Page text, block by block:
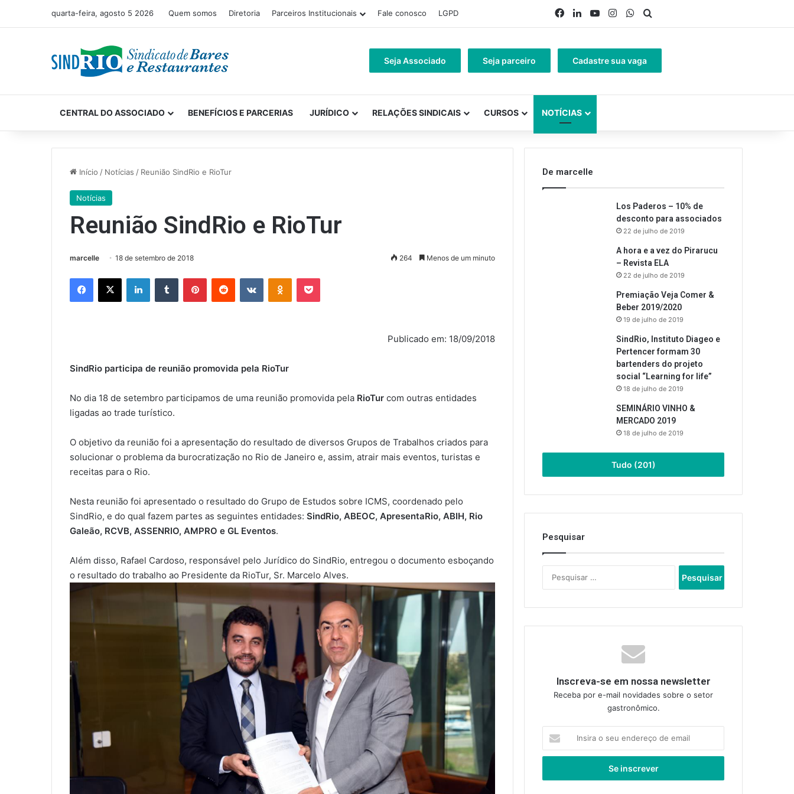
quarta-feira, agosto 5 2026 Quem somos Diretoria Parceiros Institucionais Fale conosco LGPD Facebook
LinkedinYouTubeInstagram
WhatsApp
Seja Associado Seja parceiro Cadastre sua vaga
CENTRAL DO ASSOCIADO BENEFÍCIOS E PARCERIAS JURÍDICO RELAÇÕES SINDICAIS CURSOS NOTÍCIAS
Início / Notícias / Reunião SindRio e RioTur
Notícias
Reunião SindRio e RioTur
marcelle 18 de setembro de 2018 264 Menos de um minuto
Facebook
X LinkedinTumblr PinterestReddit VK OK Pocket
Publicado em: 18/09/2018
SindRio participa de reunião promovida pela RioTur
No dia 18 de setembro participamos de uma reunião promovida pela RioTur com outras entidades
ligadas ao trade turístico.
O objetivo da reunião foi a apresentação do resultado de diversos Grupos de Trabalhos criados para
solucionar o problema da burocratização no Rio de Janeiro e, assim, atrair mais eventos, turistas e
receitas para o Rio.
Nesta reunião foi apresentado o resultado do Grupo de Estudos sobre ICMS, coordenado pelo
SindRio, e do qual fazem partes as seguintes entidades: SindRio, ABEOC, ApresentaRio, ABIH, Rio
Galeão, RCVB, ASSENRIO, AMPRO e GL Eventos.
Além disso, Rafael Cardoso, responsável pelo Jurídico do SindRio, entregou o documento esboçando
o resultado do trabalho ao Presidente da RioTur, Sr. Marcelo Alves.
De marcelle
Los Paderos – 10% de
desconto para associados
22 de julho de 2019
A hora e a vez do Pirarucu
– Revista ELA
22 de julho de 2019
Premiação Veja Comer &
Beber 2019/2020
19 de julho de 2019
SindRio, Instituto Diageo e
Pertencer formam 30
bartenders do projeto
social “Learning for life”
18 de julho de 2019
SEMINÁRIO VINHO &
MERCADO 2019
18 de julho de 2019
Tudo (201)
Pesquisar
por:
Inscreva-se em nossa newsletter
Receba por e-mail novidades sobre o setor
gastronômico.
seu
de